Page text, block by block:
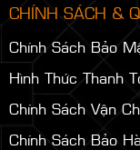
CHÍNH SÁCH &
Chính Sách Bảo
Hình Thức Thanh
Chính Sách Vận
Chính Sách Bảo